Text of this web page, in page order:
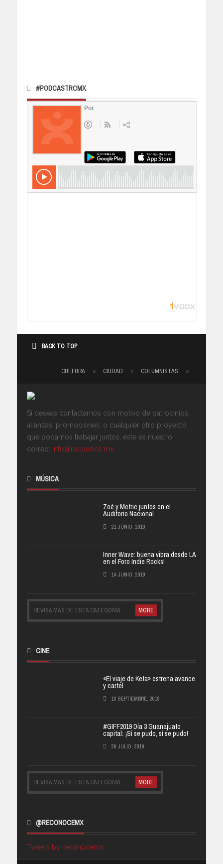
#PODCASTRCMX
BACK TO TOP
CULTURA CIUDAD COLUMNISTAS
Si deseas contactarnos con motivo de patrocinios,
alianzas, promociones, o cualquier otro proyecto
que podamos trabajar juntos, este es nuestro
correo: info@reconoce.mx
MÚSICA
Zoé y Metric juntos en el
Auditorio Nacional
21 JUNIO, 2019
Inner Wave: buena vibra desde LA
en el Foro Indie Rocks!
14 JUNIO, 2019
REVISA MÁS DE ESTA CATEGORÍA MORE
CINE
«El viaje de Keta» estrena avance
y cartel
10 SEPTIEMBRE, 2019
#GIFF2019 Día 3 Guanajuato
capital: ¡Sí se pudo, sí se pudo!
29 JULIO, 2019
REVISA MÁS DE ESTA CATEGORÍA MORE
@RECONOCEMX
Tweets by reconocemx